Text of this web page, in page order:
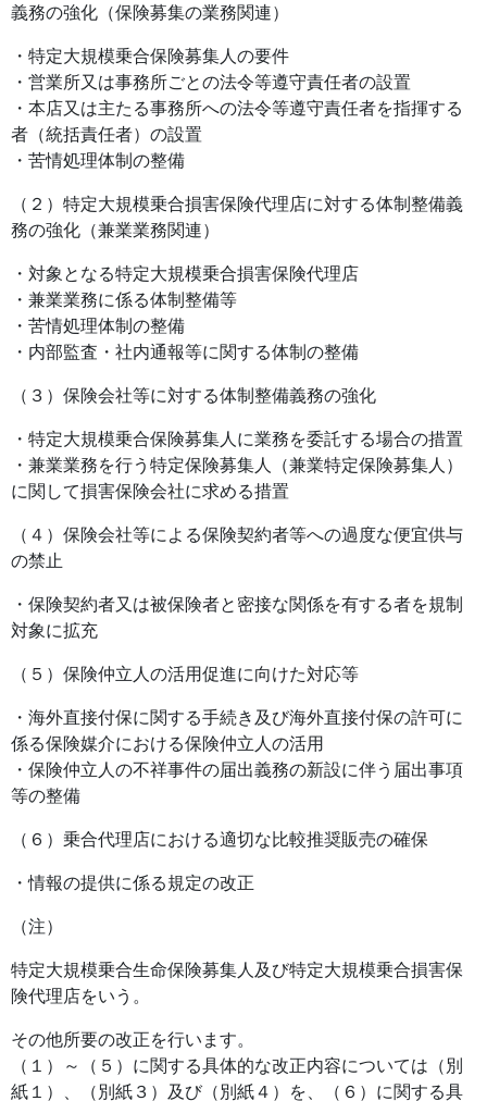
義務の強化（保険募集の業務関連）
・特定大規模乗合保険募集人の要件
・営業所又は事務所ごとの法令等遵守責任者の設置
・本店又は主たる事務所への法令等遵守責任者を指揮する
者（統括責任者）の設置
・苦情処理体制の整備
（２）特定大規模乗合損害保険代理店に対する体制整備義
務の強化（兼業業務関連）
・対象となる特定大規模乗合損害保険代理店
・兼業業務に係る体制整備等
・苦情処理体制の整備
・内部監査・社内通報等に関する体制の整備
（３）保険会社等に対する体制整備義務の強化
・特定大規模乗合保険募集人に業務を委託する場合の措置
・兼業業務を行う特定保険募集人（兼業特定保険募集人）
に関して損害保険会社に求める措置
（４）保険会社等による保険契約者等への過度な便宜供与
の禁止
・保険契約者又は被保険者と密接な関係を有する者を規制
対象に拡充
（５）保険仲立人の活用促進に向けた対応等
・海外直接付保に関する手続き及び海外直接付保の許可に
係る保険媒介における保険仲立人の活用
・保険仲立人の不祥事件の届出義務の新設に伴う届出事項
等の整備
（６）乗合代理店における適切な比較推奨販売の確保
・情報の提供に係る規定の改正
（注）
特定大規模乗合生命保険募集人及び特定大規模乗合損害保
険代理店をいう。
その他所要の改正を行います。
（１）～（５）に関する具体的な改正内容については（別
紙１）、（別紙３）及び（別紙４）を、（６）に関する具